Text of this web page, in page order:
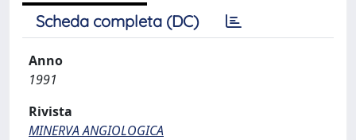
Scheda completa (DC)
Anno
1991
Rivista
MINERVA ANGIOLOGICA